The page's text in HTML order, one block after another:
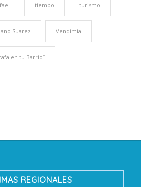
tiempo turismo
Suarez Vendimia
en tu Barrio”
REGIONALES